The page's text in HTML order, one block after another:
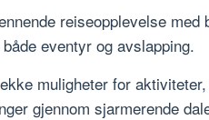
reiseopplevelse med
eventyr og avslapping.
muligheter for
gjennom sjarmerende